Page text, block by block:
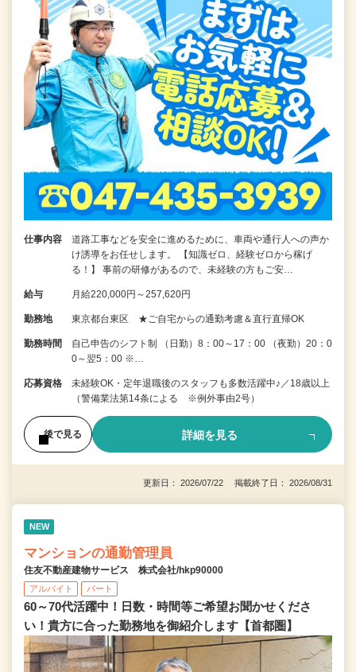
仕事内容
道路工事などを安全に進めるために、車両や通行人への声か
け誘導をお任せします。 【知識ゼロ、経験ゼロから稼げ
る！】 事前の研修があるので、未経験の方もご安…
給与 月給220,000円～257,620円
勤務地 東京都台東区 ★ご自宅からの通勤考慮＆直行直帰OK
勤務時間
自己申告のシフト制 （日勤）8：00～17：00 （夜勤）20：0
0～翌5：00 ※…
応募資格
未経験OK・定年退職後のスタッフも多数活躍中♪／18歳以上
（警備業法第14条による ※例外事由2号）
後で見る 詳細を見る
更新日： 2026/07/22 掲載終了日： 2026/08/31
NEW
マンションの通勤管理員
住友不動産建物サービス 株式会社/hkp90000
アルバイト パート
60～70代活躍中！日数・時間等ご希望お聞かせくださ
い！貴方に合った勤務地を御紹介します【首都圏】